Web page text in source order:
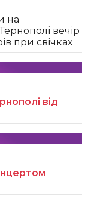
на
вечір
при свічках
від